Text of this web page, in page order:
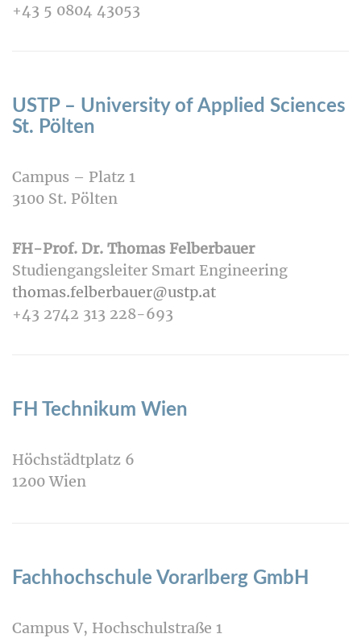
+43 5 0804 43053
USTP – University of Applied Sciences
St. Pölten
Campus – Platz 1
3100 St. Pölten
FH-Prof. Dr. Thomas Felberbauer
Studiengangsleiter Smart Engineering
thomas.felberbauer@ustp.at
+43 2742 313 228-693
FH Technikum Wien
Höchstädtplatz 6
1200 Wien
Fachhochschule Vorarlberg GmbH
Campus V, Hochschulstraße 1